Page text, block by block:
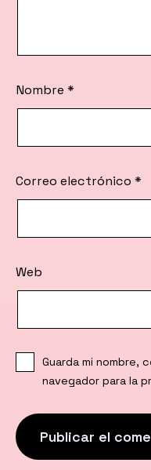
Nombre *
Correo electrónico *
Web
Guarda mi
navegador para la